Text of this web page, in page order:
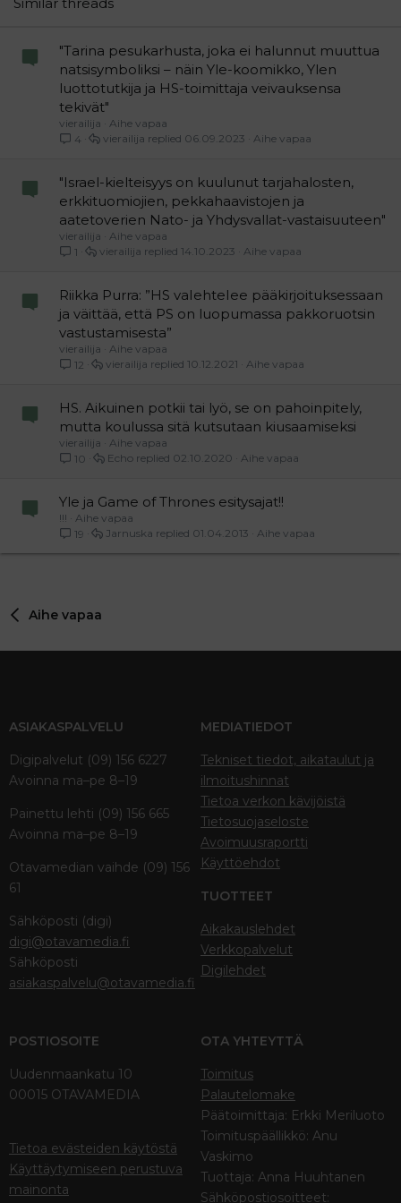
"Tarina pesukarhusta, joka ei halunnut muuttua
natsisymboliksi – näin Yle-koomikko, Ylen
luottotutkija ja HS-toimittaja veivauksensa
tekivät"
vierailija
Aihe vapaa
4
Aihe vapaa
06.09.2023
vierailija
"Israel-kielteisyys on kuulunut tarjahalosten,
erkkituomiojien, pekkahaavistojen ja
aatetoverien Nato- ja Yhdysvallat-vastaisuuteen"
vierailija
Aihe vapaa
1
Aihe vapaa
14.10.2023
vierailija
Riikka Purra: ”HS vaIehteIee pääkirjoituksessaan
ja väittää, että PS on luopumassa pakkoruotsin
vastustamisesta”
vierailija
Aihe vapaa
12
Aihe vapaa
10.12.2021
vierailija
HS. Aikuinen potkii tai lyö, se on pahoinpitely,
mutta koulussa sitä kutsutaan kiusaamiseksi
vierailija
Aihe vapaa
10
Aihe vapaa
02.10.2020
Echo
Yle ja Game of Thrones esitysajat!!
!!!
Aihe vapaa
19
Aihe vapaa
01.04.2013
Jarnuska
Aihe vapaa
ASIAKASPALVELU
Digipalvelut (09) 156 6227
Avoinna ma–pe 8–19
Painettu lehti (09) 156 665
Avoinna ma–pe 8–19
Otavamedian vaihde (09) 156
61
Sähköposti (digi)
digi@otavamedia.fi
Sähköposti
asiakaspalvelu@otavamedia.fi
MEDIATIEDOT
Tekniset tiedot, aikataulut ja
ilmoitushinnat
Tietoa verkon kävijöistä
Tietosuojaseloste
Avoimuusraportti
Käyttöehdot
TUOTTEET
Aikakauslehdet
Verkkopalvelut
Digilehdet
POSTIOSOITE
Uudenmaankatu 10
00015 OTAVAMEDIA
Tietoa evästeiden käytöstä
Käyttäytymiseen perustuva
mainonta
OTA YHTEYTTÄ
Toimitus
Palautelomake
Päätoimittaja: Erkki Meriluoto
Toimituspäällikkö: Anu
Vaskimo
Tuottaja: Anna Huuhtanen
Sähköpostiosoitteet: